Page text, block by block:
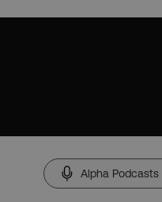
Alpha Podcasts